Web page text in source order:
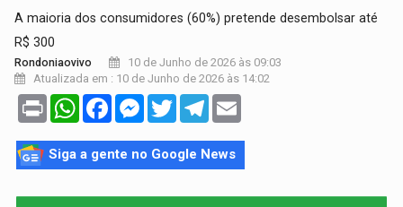
A maioria dos consumidores (60%) pretende desembolsar até
R$ 300
Rondoniaovivo
10 de Junho de 2026 às 09:03
Atualizada em : 10 de Junho de 2026 às 14:02
Print WhatsAppFacebookMessenger
TwitterTelegram
Siga a gente no Google News